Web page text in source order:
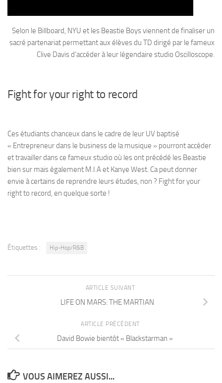
Selon le Billboard, NYU et les Beastie Boys viennent de finaliser un
sacré partenariat permettant aux élèves du TD dirigé par le fameux
Clive Davis d’accéder à leur légendaire studio Oscilloscope.
Fight for your right to record
Ces étudiants chanceux dans le cadre de leur UV baptisé
« Entrepreneur dans le business de la musique » pourront accéder
et travailler dans ce fameux studio où les ont précédé les Beastie
bien sur mais également M.I.A et Kanye West. Ca peut donner
envie à certains de reprendre leurs études, non ? Fight for your
right to record, en quelque sorte !
Étiquettes : Hip-Hop/R&B
ARTICLE SUIVANT
LIFE ON MARS: THE MARTIAN
ARTICLE PRÉCÉDENT
David Bowie bientôt « Blackstarman »
VOUS AIMEREZ AUSSI...